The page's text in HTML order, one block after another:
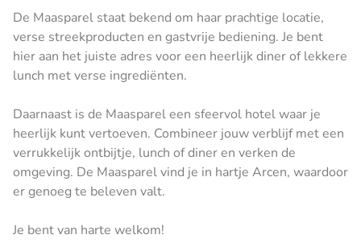
De Maasparel staat bekend om haar prachtige locatie,
verse streekproducten en gastvrije bediening. Je bent
hier aan het juiste adres voor een heerlijk diner of lekkere
lunch met verse ingrediënten.
Daarnaast is de Maasparel een sfeervol hotel waar je
heerlijk kunt vertoeven. Combineer jouw verblijf met een
verrukkelijk ontbijtje, lunch of diner en verken de
omgeving. De Maasparel vind je in hartje Arcen, waardoor
er genoeg te beleven valt.
Je bent van harte welkom!